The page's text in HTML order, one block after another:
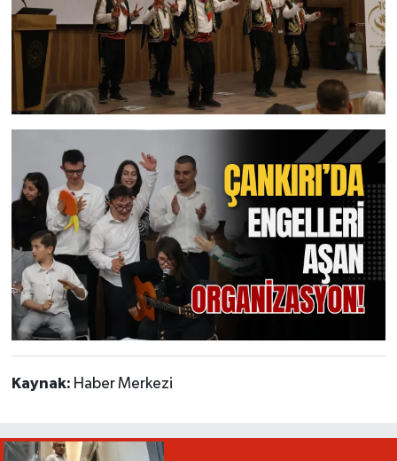
Kaynak: Haber Merkezi